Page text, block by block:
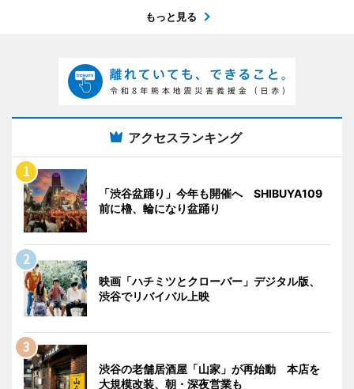
もっと見る
アクセスランキング
「渋谷盆踊り」今年も開催へ SHIBUYA109
前に櫓、輪になり盆踊り
映画「ハチミツとクローバー」デジタル版、
渋谷でリバイバル上映
渋谷の老舗居酒屋「山家」が再始動 本店を
大規模改装、朝・深夜営業も